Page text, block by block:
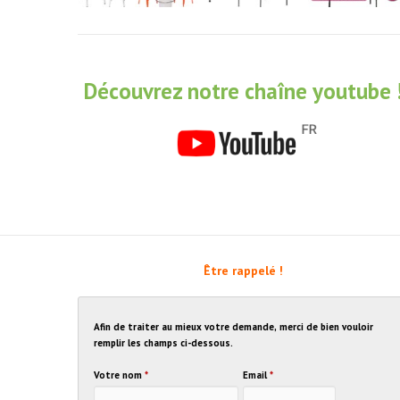
Découvrez notre chaîne youtube
Être rappelé !
Afin de traiter au mieux votre demande, merci de bien vouloir
remplir les champs ci-dessous.
Votre nom* Email *